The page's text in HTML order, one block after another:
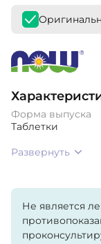
Форма выпуска
Таблетки
Развернуть
Не является